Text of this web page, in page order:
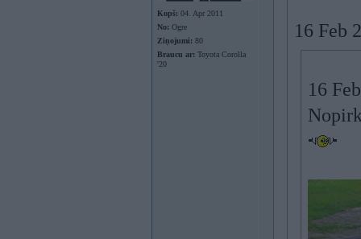
Kopš: 04. Apr 2011
No: Ogre
Ziņojumi: 80
Braucu ar: Toyota Corolla
'20
16 Feb
16